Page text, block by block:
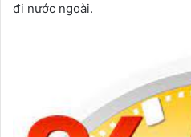
đi nước ngoài.